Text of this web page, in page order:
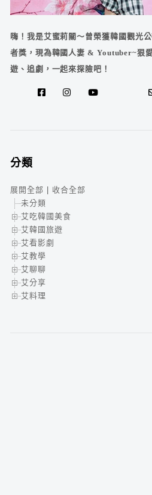
嗨！我是艾蜜莉關～曾榮獲韓國觀光
者獎，現為韓國人妻 & Youtuber~狠
遊、追劇，一起來探險吧！
分類
展開全部
收合全部
未分類
艾吃韓國美食
艾韓國旅遊
艾看影劇
艾教學
艾聊聊
艾分享
艾料理